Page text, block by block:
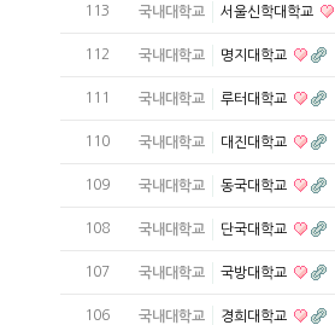
113 국내대학교 서울신학대학교
112 국내대학교 명지대학교
111 국내대학교 루터대학교
110 국내대학교 대진대학교
109 국내대학교 동국대학교
108 국내대학교 단국대학교
107 국내대학교 국방대학교
106 국내대학교 경희대학교